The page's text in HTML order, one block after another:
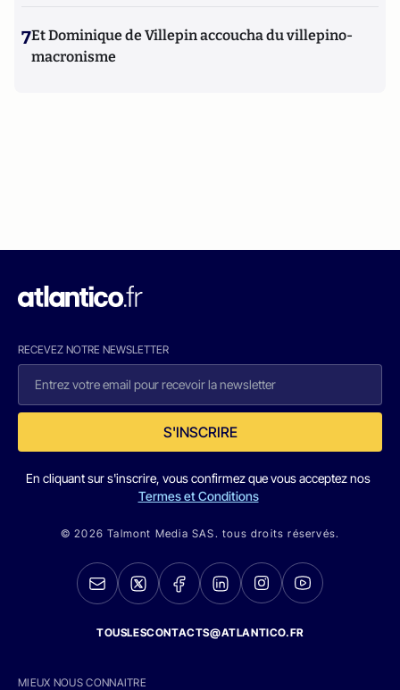
7Et Dominique de Villepin accoucha du villepino-
macronisme
RECEVEZ NOTRE NEWSLETTER
S'INSCRIRE
En cliquant sur s'inscrire, vous confirmez que vous acceptez nos
Termes et Conditions
© 2026 Talmont Media SAS. tous droits réservés.
TOUSLESCONTACTS@ATLANTICO.FR
MIEUX NOUS CONNAITRE